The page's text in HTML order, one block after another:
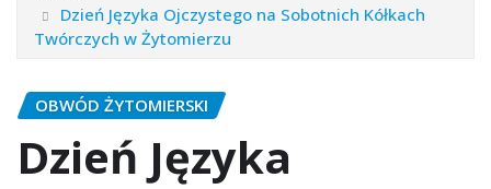
Dzień Języka Ojczystego na Sobotnich Kółkach
Twórczych w Żytomierzu
OBWÓD ŻYTOMIERSKI
Dzień Języka